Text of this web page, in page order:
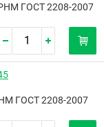
ГОСТ 2208-2007
ГОСТ 2208-2007